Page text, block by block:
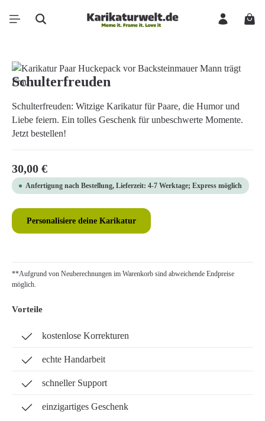
Zum Hauptinhalt springen
Bildergalerie überspringen
Schulterfreuden
Schulterfreuden: Witzige Karikatur für Paare, die Humor und
Liebe feiern. Ein tolles Geschenk für unbeschwerte Momente.
Jetzt bestellen!
Regulärer Preis:
30,00 €
Anfertigung nach Bestellung, Lieferzeit: 4-7 Werktage; Express möglich
Personalisiere deine Karikatur
**Aufgrund von Neuberechnungen im Warenkorb sind abweichende Endpreise
möglich.
Vorteile
kostenlose Korrekturen
echte Handarbeit
schneller Support
einzigartiges Geschenk